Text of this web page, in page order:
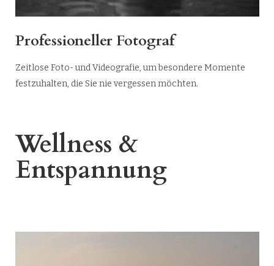
Professioneller Fotograf
Zeitlose Foto- und Videografie, um besondere Momente
festzuhalten, die Sie nie vergessen möchten.
Wellness &
Entspannung